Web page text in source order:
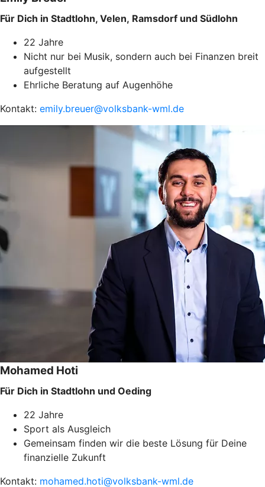
Für Dich in Stadtlohn, Velen, Ramsdorf und Südlohn
22 Jahre
Nicht nur bei Musik, sondern auch bei Finanzen breit
aufgestellt
Ehrliche Beratung auf Augenhöhe
Kontakt: emily.breuer@volksbank-wml.de
Mohamed Hoti
Für Dich in Stadtlohn und Oeding
22 Jahre
Sport als Ausgleich
Gemeinsam finden wir die beste Lösung für Deine
finanzielle Zukunft
Kontakt: mohamed.hoti@volksbank-wml.de